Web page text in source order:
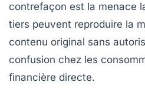
contrefaçon est la menace
tiers peuvent reproduire la
contenu original sans
confusion chez les
financière directe.